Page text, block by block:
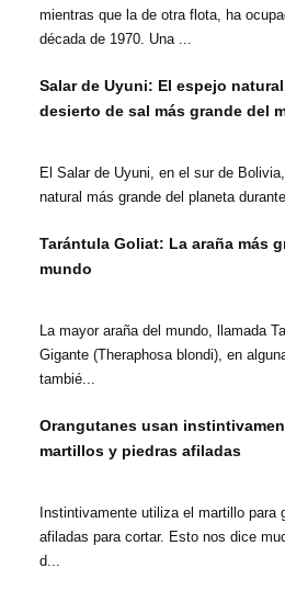
mientras que la de otra flota, ha
década de 1970. Una ...
Salar de Uyuni: El espejo
desierto de sal más grande del
El Salar de Uyuni, en el sur de
natural más grande del planeta
Tarántula Goliat: La araña más
mundo
La mayor araña del mundo, llamada
Gigante (Theraphosa blondi), en
tambié...
Orangutanes usan
martillos y piedras afiladas
Instintivamente utiliza el martillo para
afiladas para cortar. Esto nos dice
d...